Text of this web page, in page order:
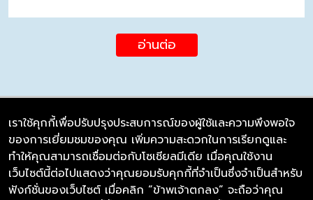
อ่านต่อ
บริษัท ซิมลิงค์ จำกัด
98/226 Bangrakyai-Baanmai Road,
Bangyai, Nonthaburi 11140
เราใช้คุกกี้เพื่อปรับปรุงประสบการณ์ของผู้ใช้และความพึงพอใจ
ของการเยี่ยมชมของคุณ เพิ่มความสะดวกในการเรียกดูและ
ทำให้คุณสามารถเชื่อมต่อกับโซเชียลมีเดีย เมื่อคุณใช้งาน
เว็บไซต์นี้ต่อไปแสดงว่าคุณยอมรับคุกกี้ที่จำเป็นซึ่งจำเป็นสำหรับ
ฟังก์ชั่นของเว็บไซต์ เมื่อคลิก “ข้าพเจ้าตกลง” จะถือว่าคุณ